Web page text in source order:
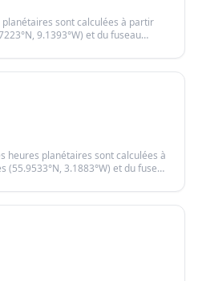
sont calculées à partir
9.1393°W) et du fuseau
heures planétaires sont calculées à
3.1883°W) et du fuseau